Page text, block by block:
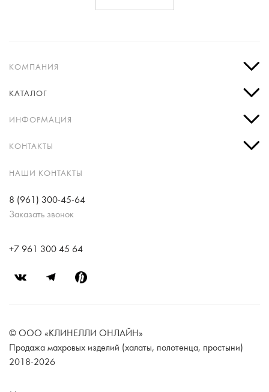
КОМПАНИЯ
КАТАЛОГ
ИНФОРМАЦИЯ
КОНТАКТЫ
НАШИ КОНТАКТЫ
8 (961) 300-45-64
Заказать звонок
+7 961 300 45 64
© ООО «КЛИНЕЛЛИ ОНЛАЙН»
Продажа махровых изделий (халаты, полотенца, простыни)
2018-2026